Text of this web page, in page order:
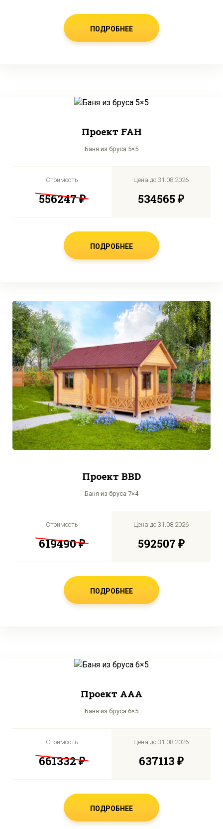
ПОДРОБНЕЕ
Проект FAH
Баня из бруса 5×5
Стоимость
556247 ₽
Цена до 31.08.2026
534565 ₽
ПОДРОБНЕЕ
Проект BBD
Баня из бруса 7×4
Стоимость
619490 ₽
Цена до 31.08.2026
592507 ₽
ПОДРОБНЕЕ
Проект AAA
Баня из бруса 6×5
Стоимость
661332 ₽
Цена до 31.08.2026
637113 ₽
ПОДРОБНЕЕ